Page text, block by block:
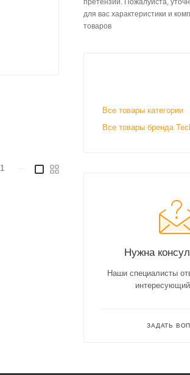
претензий. Пожалуйста,
для вас характеристики и
товаров
Все товары категории
Все товары бренда
Нужна
Наши специалисты
ЗАДАТЬ